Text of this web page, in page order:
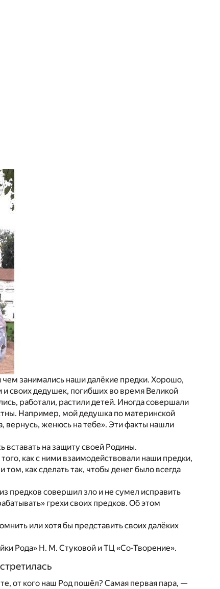
чем занимались наши далёкие предки. Хорошо,
своих дедушек, погибших во время Великой
работали, растили детей. Иногда совершали
Например, мой дедушка по материнской
вернусь, женюсь на тебе». Эти факты нашли
вставать на защиту своей Родины.
как с ними взаимодействовали наши предки,
как сделать так, чтобы денег было всегда
предков совершил зло и не сумел исправить
грехи своих предков. Об этом
или хотя бы представить своих далёких
Рода» Н. М. Стуковой и ТЦ «Со-Творение».
от кого наш Род пошёл? Самая первая пара, —